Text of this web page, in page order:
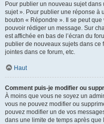
Pour publier un nouveau sujet
sujet ». Pour publier une réponse à
bouton « Répondre ». Il se peut
pouvoir rédiger un message. Sur
est affichée en bas de l’écran du
publier de nouveaux sujets dans ce
jointes dans ce forum, etc.
Haut
Comment puis-je modifier ou
À moins que vous ne soyez un
vous ne pouvez modifier ou
pouvez modifier un de vos
dans une limite de temps après